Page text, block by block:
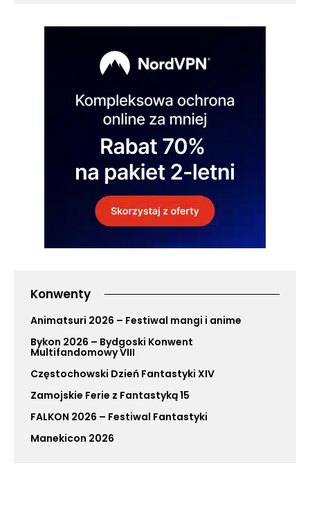
Konwenty
Animatsuri 2026 – Festiwal mangi i anime
Bykon 2026 – Bydgoski Konwent
Multifandomowy VIII
Częstochowski Dzień Fantastyki XIV
Zamojskie Ferie z Fantastyką 15
FALKON 2026 – Festiwal Fantastyki
Manekicon 2026